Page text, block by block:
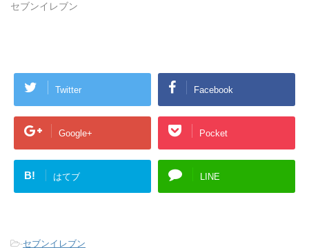
セブンイレブン
Twitter Facebook
Google+ Pocket
B! はてブ LINE
-セブンイレブン